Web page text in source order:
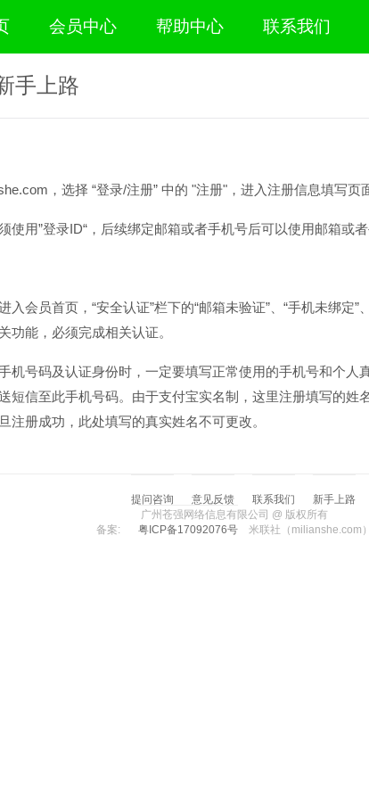
会员中心 帮助中心 联系我们
手上路
，选择 “登录/注册” 中的 "注册"，进入注册信息填写页
使用”登录ID“，后续绑定邮箱或者手机号后可以使用邮箱或者
入会员首页，“安全认证”栏下的“邮箱未验证”、“手机未绑定”
功能，必须完成相关认证。
机号码及认证身份时，一定要填写正常使用的手机号和个人
短信至此手机号码。由于支付宝实名制，这里注册填写的姓
注册成功，此处填写的真实姓名不可更改。
提问咨询 意见反馈 联系我们
新手上路
广州苍强网络信息有限公司 @ 版权所有
备案:
粤ICP备17092076号 米联社（milianshe.com）